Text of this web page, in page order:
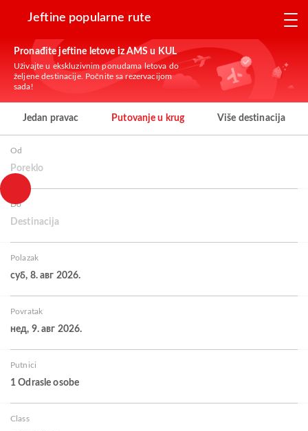
Jeftine popularne rute
Pronađite jeftine letove iz AMS u KUL
Uživajte u ekskluzivnim ponudama letova do
željene destinacije. Počnite sa rezervacijom
sada!
Jedan pravac Putovanje u krug Više destinacija
Od
Poreklo
Do
Destinacija
Polazak
суб, 8. авг 2026.
Povratak
нед, 9. авг 2026.
Putnici
1 Odrasle osobe
Class